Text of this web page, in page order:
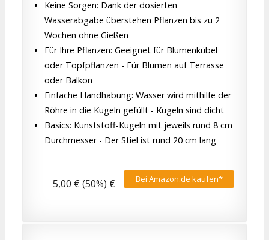
Keine Sorgen: Dank der dosierten
Wasserabgabe überstehen Pflanzen bis zu 2
Wochen ohne Gießen
Für Ihre Pflanzen: Geeignet für Blumenkübel
oder Topfpflanzen - Für Blumen auf Terrasse
oder Balkon
Einfache Handhabung: Wasser wird mithilfe der
Röhre in die Kugeln gefüllt - Kugeln sind dicht
Basics: Kunststoff-Kugeln mit jeweils rund 8 cm
Durchmesser - Der Stiel ist rund 20 cm lang
Bei Amazon.de kaufen*
5,00 € (50%) €